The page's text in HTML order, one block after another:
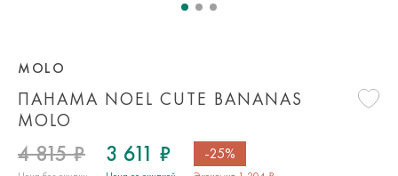
ПАНАМА NOEL CUTE BANANAS
MOLO
MOLO
4 815 ₽ 3 611 ₽ -25%